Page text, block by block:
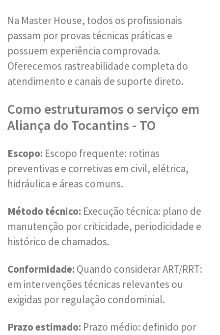
Na Master House, todos os profissionais
passam por provas técnicas práticas e
possuem experiência comprovada.
Oferecemos rastreabilidade completa do
atendimento e canais de suporte direto.
Como estruturamos o serviço em
Aliança do Tocantins - TO
Escopo: Escopo frequente: rotinas
preventivas e corretivas em civil, elétrica,
hidráulica e áreas comuns.
Método técnico: Execução técnica: plano de
manutenção por criticidade, periodicidade e
histórico de chamados.
Conformidade: Quando considerar ART/RRT:
em intervenções técnicas relevantes ou
exigidas por regulação condominial.
Prazo estimado: Prazo médio: definido por